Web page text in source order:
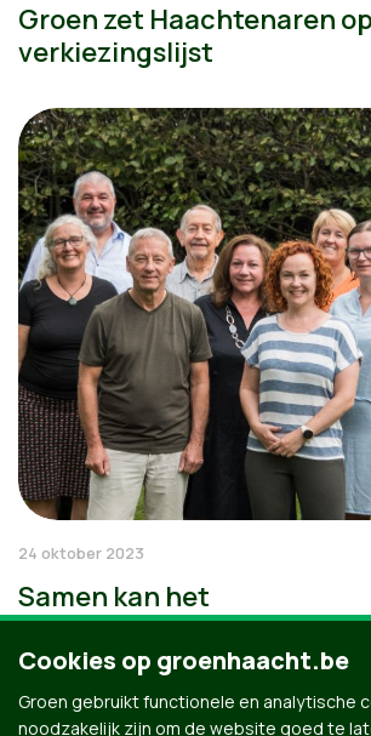
Groen zet Haachtenaren op
verkiezingslijst
24 oktober 2023
Samen kan het
Cookies op groenhaacht.be
Groen gebruikt functionele en analytische
noodzakelijk zijn om de website goed te